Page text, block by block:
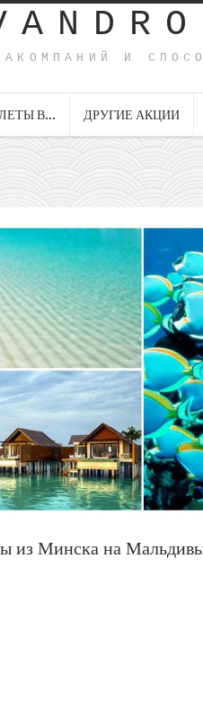
И
В… ДРУГИЕ АКЦИИ
Минска на